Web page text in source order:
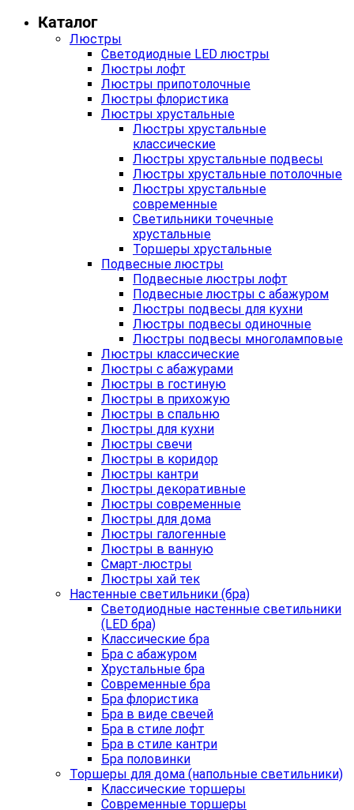
Каталог
Люстры
Светодиодные LED люстры
Люстры лофт
Люстры припотолочные
Люстры флористика
Люстры хрустальные
Люстры хрустальные
классические
Люстры хрустальные подвесы
Люстры хрустальные потолочные
Люстры хрустальные
современные
Светильники точечные
хрустальные
Торшеры хрустальные
Подвесные люстры
Подвесные люстры лофт
Подвесные люстры с абажуром
Люстры подвесы для кухни
Люстры подвесы одиночные
Люстры подвесы многоламповые
Люстры классические
Люстры с абажурами
Люстры в гостиную
Люстры в прихожую
Люстры в спальню
Люстры для кухни
Люстры свечи
Люстры в коридор
Люстры кантри
Люстры декоративные
Люстры современные
Люстры для дома
Люстры галогенные
Люстры в ванную
Смарт-люстры
Люстры хай тек
Настенные светильники (бра)
Светодиодные настенные светильники
(LED бра)
Классические бра
Бра с абажуром
Хрустальные бра
Современные бра
Бра флористика
Бра в виде свечей
Бра в стиле лофт
Бра в стиле кантри
Бра половинки
Торшеры для дома (напольные светильники)
Классические торшеры
Современные торшеры